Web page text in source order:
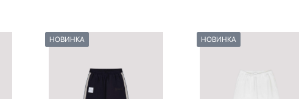
НОВИНКА НОВИНКА